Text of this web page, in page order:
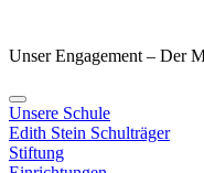
Unser Engagement – Der
Unsere Schule
Edith Stein Schulträger
Stiftung